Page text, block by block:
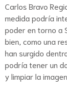
Carlos Bravo
medida podría
poder en torno a
bien, como una
han surgido
podría tener un
y limpiar la